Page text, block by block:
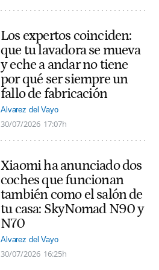
Los expertos coinciden:
que tu lavadora se mueva
y eche a andar no tiene
por qué ser siempre un
fallo de fabricación
Alvarez del Vayo
30/07/2026 17:07h
Xiaomi ha anunciado dos
coches que funcionan
también como el salón de
tu casa: SkyNomad N90 y
N70
Alvarez del Vayo
30/07/2026 16:25h